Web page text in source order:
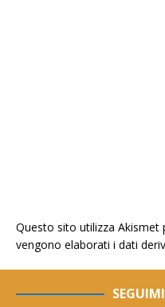
Questo sito utilizza Akismet
vengono elaborati i dati